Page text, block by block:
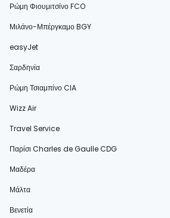
Ρώμη Φιουμιτσίνο FCO
Μιλάνο-Μπέργκαμο BGY
easyJet
Σαρδηνία
Ρώμη Τσιαμπίνο CIA
Wizz Air
Travel Service
Παρίσι Charles de Gaulle CDG
Μαδέρα
Μάλτα
Βενετία